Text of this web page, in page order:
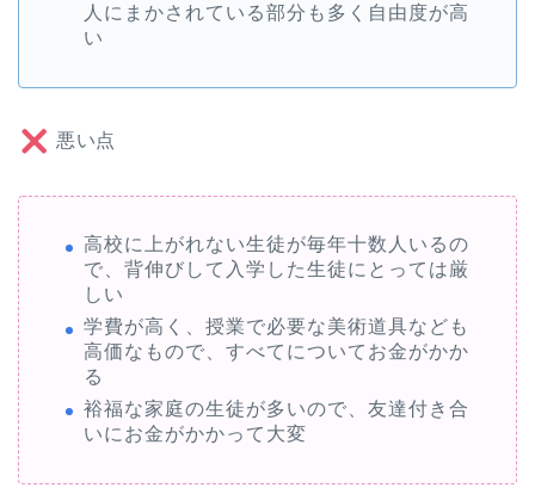
人にまかされている部分も多く自由度が高
い
悪い点
高校に上がれない生徒が毎年十数人いるの
で、背伸びして入学した生徒にとっては厳
しい
学費が高く、授業で必要な美術道具なども
高価なもので、すべてについてお金がかか
る
裕福な家庭の生徒が多いので、友達付き合
いにお金がかかって大変